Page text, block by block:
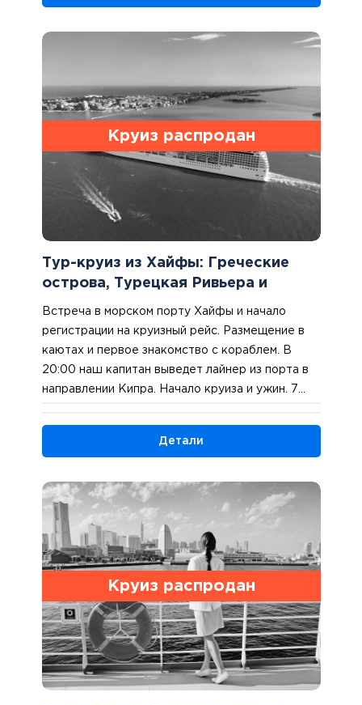
и получения багажа отправимся на отдых в
Круиз распродан
Тур-круиз из Хайфы: Греческие
острова, Турецкая Ривьера и
Афины
Встреча в морском порту Хайфы и начало
регистрации на круизный рейс. Размещение в
каютах и первое знакомство с кораблем. В
20:00 наш капитан выведет лайнер из порта в
направлении Кипра. Начало круиза и ужин. 7
Детали
Круиз распродан